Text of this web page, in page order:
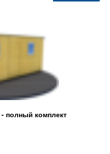
полный комплект